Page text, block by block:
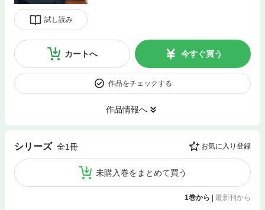
試し読み
カートへ 今すぐ買う
作品をチェックする
作品情報へ
シリーズ 全1冊 お気に入り登録
未購入巻をまとめて買う
1巻から | 最新刊から